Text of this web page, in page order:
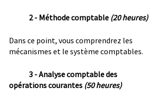
2 - Méthode comptable (20 heures)
Dans ce point, vous comprendrez les
mécanismes et le système comptables.
3 - Analyse comptable des
opérations courantes (50 heures)